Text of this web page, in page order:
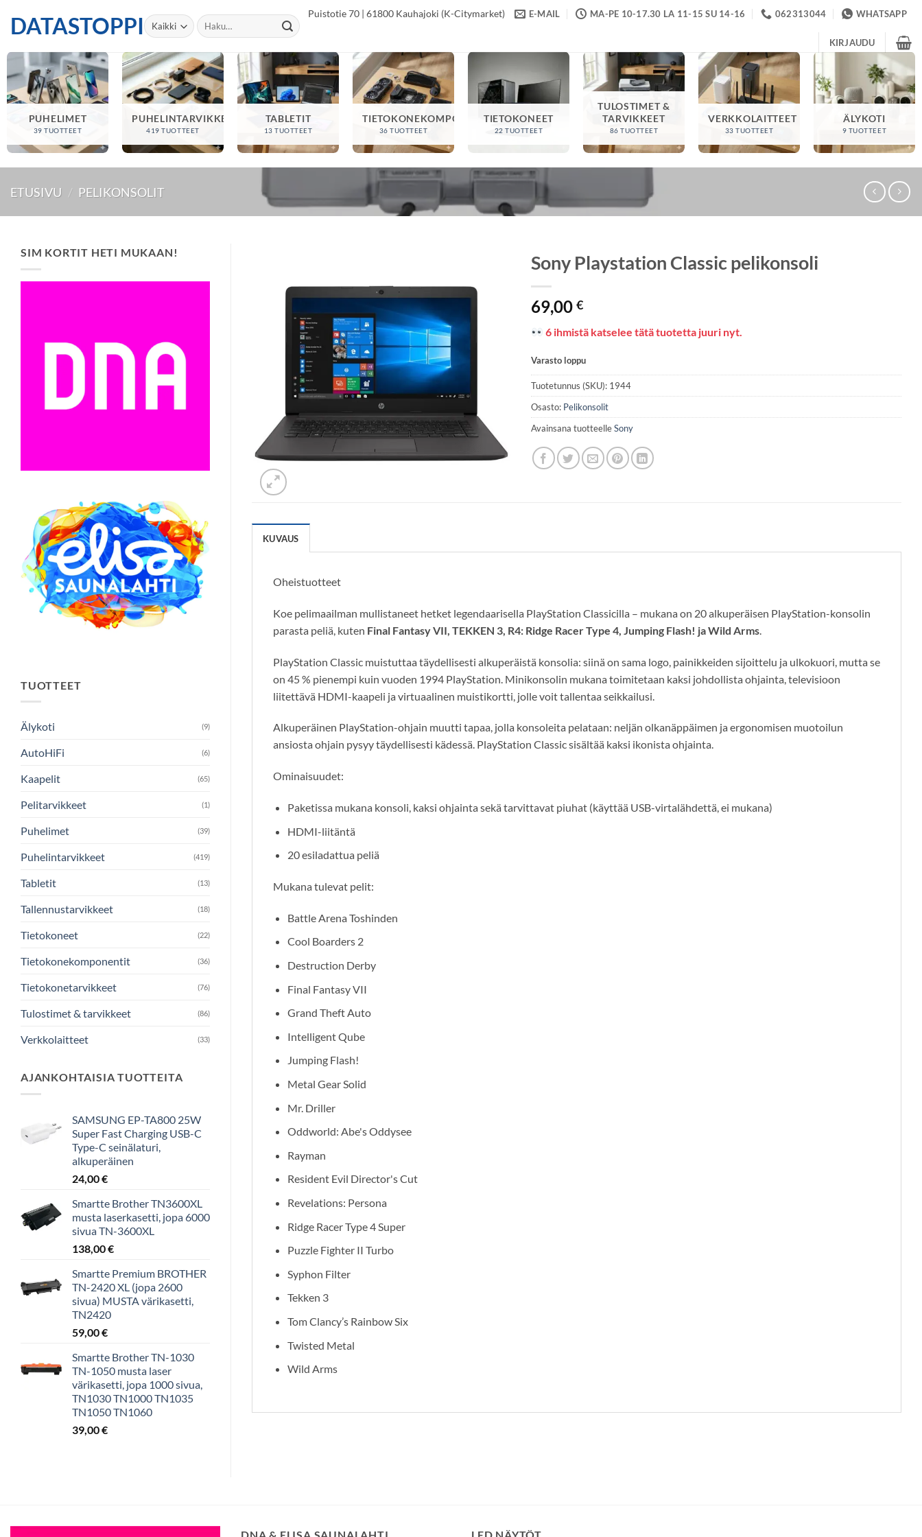
DATASTOPPI Etsi:
Puistotie 70 | 61800 Kauhajoki (K-Citymarket) E-MAIL MA-PE 10-17.30 LA 11-15 SU 14-16 062313044 WHATSAPP
KIRJAUDU
PUHELIMET
39 TUOTTEET
PUHELINTARVIKKEET
419 TUOTTEET
TABLETIT
13 TUOTTEET
TIETOKONEKOMPONENTIT
36 TUOTTEET
TIETOKONEET
22 TUOTTEET
TULOSTIMET &
TARVIKKEET
86 TUOTTEET
VERKKOLAITTEET
33 TUOTTEET
ÄLYKOTI
9 TUOTTEET
ETUSIVU / PELIKONSOLIT
SIM KORTIT HETI MUKAAN!
TUOTTEET
Älykoti (9)
AutoHiFi (6)
Kaapelit (65)
Pelitarvikkeet (1)
Puhelimet (39)
Puhelintarvikkeet (419)
Tabletit (13)
Tallennustarvikkeet (18)
Tietokoneet (22)
Tietokonekomponentit (36)
Tietokonetarvikkeet (76)
Tulostimet & tarvikkeet (86)
Verkkolaitteet (33)
AJANKOHTAISIA TUOTTEITA
SAMSUNG EP-TA800 25W
Super Fast Charging USB-C
Type-C seinälaturi,
alkuperäinen
24,00€
Smartte Brother TN3600XL
musta laserkasetti, jopa 6000
sivua TN-3600XL
138,00€
Smartte Premium BROTHER
TN-2420 XL (jopa 2600
sivua) MUSTA värikasetti,
TN2420
59,00€
Smartte Brother TN-1030
TN-1050 musta laser
värikasetti, jopa 1000 sivua,
TN1030 TN1000 TN1035
TN1050 TN1060
39,00€
Sony Playstation Classic pelikonsoli
69,00€
6 ihmistä katselee tätä tuotetta juuri nyt.
Varasto loppu
Tuotetunnus (SKU): 1944
Osasto: Pelikonsolit
Avainsana tuotteelleSony
KUVAUS
Oheistuotteet
Koe pelimaailman mullistaneet hetket legendaarisella PlayStation Classicilla – mukana on 20 alkuperäisen PlayStation-konsolin
parasta peliä, kuten Final Fantasy VII, TEKKEN 3, R4: Ridge Racer Type 4, Jumping Flash! ja Wild Arms.
PlayStation Classic muistuttaa täydellisesti alkuperäistä konsolia: siinä on sama logo, painikkeiden sijoittelu ja ulkokuori, mutta se
on 45 % pienempi kuin vuoden 1994 PlayStation. Minikonsolin mukana toimitetaan kaksi johdollista ohjainta, televisioon
liitettävä HDMI-kaapeli ja virtuaalinen muistikortti, jolle voit tallentaa seikkailusi.
Alkuperäinen PlayStation-ohjain muutti tapaa, jolla konsoleita pelataan: neljän olkanäppäimen ja ergonomisen muotoilun
ansiosta ohjain pysyy täydellisesti kädessä. PlayStation Classic sisältää kaksi ikonista ohjainta.
Ominaisuudet:
Paketissa mukana konsoli, kaksi ohjainta sekä tarvittavat piuhat (käyttää USB-virtalähdettä, ei mukana)
HDMI-liitäntä
20 esiladattua peliä
Mukana tulevat pelit:
Battle Arena Toshinden
Cool Boarders 2
Destruction Derby
Final Fantasy VII
Grand Theft Auto
Intelligent Qube
Jumping Flash!
Metal Gear Solid
Mr. Driller
Oddworld: Abe's Oddysee
Rayman
Resident Evil Director's Cut
Revelations: Persona
Ridge Racer Type 4 Super
Puzzle Fighter II Turbo
Syphon Filter
Tekken 3
Tom Clancy’s Rainbow Six
Twisted Metal
Wild Arms
DNA & ELISA SAUNALAHTI LED NÄYTÖT